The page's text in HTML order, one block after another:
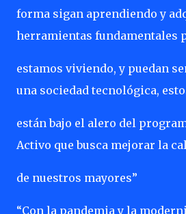
forma sigan aprendiendo y
herramientas fundamentales
estamos viviendo, y puedan
una sociedad tecnológica,
están bajo el alero del
Activo que busca mejorar la
de nuestros mayores”
“Con la pandemia y la